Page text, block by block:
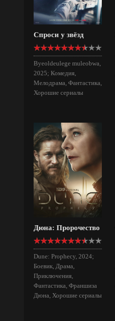
Спроси у звёзд
Byeoldeulege muleobwa,
2025; Комедия,
Мелодрама, Фантастика,
Хорошие сериалы
Дюна: Пророчество
Dune: Prophecy, 2024;
Боевик, Драма,
Приключения,
Фантастика, Франшиза
Дюна, Хорошие сериалы